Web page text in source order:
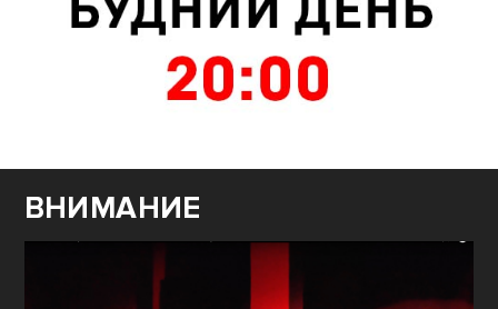
ВНИМАНИЕ